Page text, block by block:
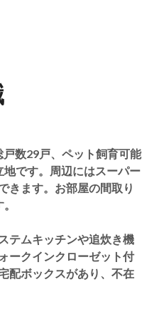
数29戸、ペット飼育可能
です。周辺にはスーパー
きます。お部屋の間取り
テムキッチンや追炊き機
ークインクローゼット付
配ボックスがあり、不在